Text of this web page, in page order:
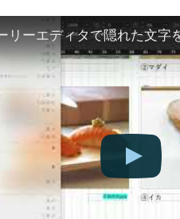
リーエディタで隠れた文字